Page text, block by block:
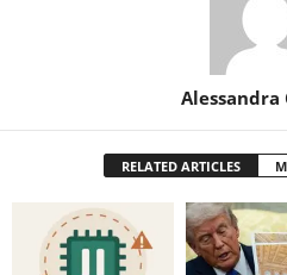
Alessandra
RELATED ARTICLES